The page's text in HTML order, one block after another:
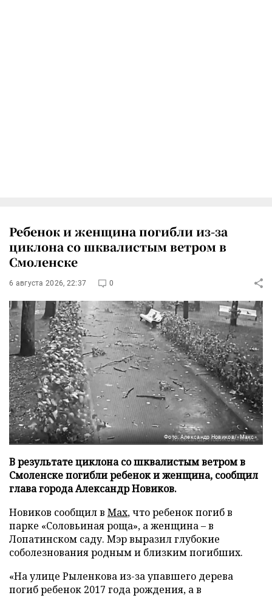
Ребенок и женщина погибли из-за
циклона со шквалистым ветром в
Смоленске
6 августа 2026, 22:37 0
Фото: Александр Новиков/«Макс»
В результате циклона со шквалистым ветром в
Смоленске погибли ребенок и женщина, сообщил
глава города Александр Новиков.
Новиков сообщил в Мах, что ребенок погиб в
парке «Соловьиная роща», а женщина – в
Лопатинском саду. Мэр выразил глубокие
соболезнования родным и близким погибших.
«На улице Рыленкова из-за упавшего дерева
погиб ребенок 2017 года рождения, а в